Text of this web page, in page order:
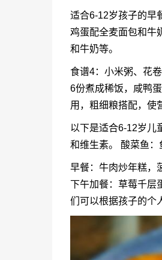
适合6-12岁孩子的早
鸡蛋配全麦面包和牛
和牛奶等。
食谱4：小米粥、花
6份煮成稀饭，咸鸭
用，粗细粮搭配，使
以下是适合6-12岁儿
和维生素。 酸菜鱼：
早餐：牛肉炒年糕，
下午加餐：草莓千层
们可以根据孩子的个